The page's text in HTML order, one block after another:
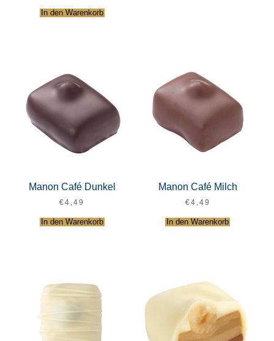
In den Warenkorb
Manon Café Dunkel
€4,49
In den Warenkorb
Manon Café Milch
€4,49
In den Warenkorb